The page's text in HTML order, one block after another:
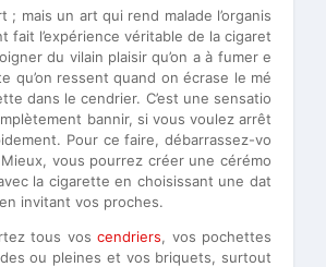
; mais un art qui rend malade l’organis
fait l’expérience véritable de la cigaret
du vilain plaisir qu’on a à fumer e
qu’on ressent quand on écrase le mé
dans le cendrier. C’est une sensatio
bannir, si vous voulez arrêt
Pour ce faire, débarrassez-vo
vous pourrez créer une cérémo
la cigarette en choisissant une dat
invitant vos proches.
tous voscendriers, vos pochettes
ou pleines et vos briquets, surtout